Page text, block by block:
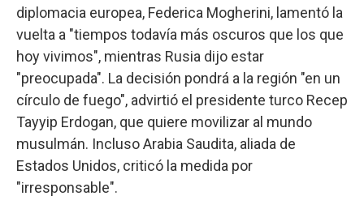
diplomacia europea, Federica Mogherini, lamentó la
vuelta a "tiempos todavía más oscuros que los que
hoy vivimos", mientras Rusia dijo estar
"preocupada". La decisión pondrá a la región "en un
círculo de fuego", advirtió el presidente turco Recep
Tayyip Erdogan, que quiere movilizar al mundo
musulmán. Incluso Arabia Saudita, aliada de
Estados Unidos, criticó la medida por
"irresponsable".